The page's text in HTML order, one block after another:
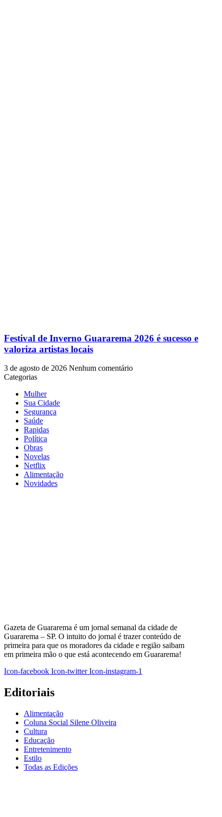
Festival de Inverno Guararema 2026 é sucesso e
valoriza artistas locais
3 de agosto de 2026 Nenhum comentário
Categorias
Mulher
Sua Cidade
Segurança
Saúde
Rapidas
Política
Obras
Novelas
Netflix
Alimentação
Novidades
Gazeta de Guararema é um jornal semanal da cidade de
Guararema – SP. O intuito do jornal é trazer conteúdo de
primeira para que os moradores da cidade e região saibam
em primeira mão o que está acontecendo em Guararema!
Icon-facebook Icon-twitter Icon-instagram-1
Editoriais
Alimentação
Coluna Social Silene Oliveira
Cultura
Educação
Entretenimento
Estilo
Todas as Edições